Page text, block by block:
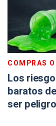
COMPRAS
Los
baratos
ser